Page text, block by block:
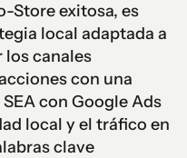
Store exitosa, es
local adaptada a
los canales
con una
con Google Ads
local y el tráfico en
clave